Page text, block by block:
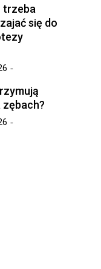
trzeba
się do
zębach?